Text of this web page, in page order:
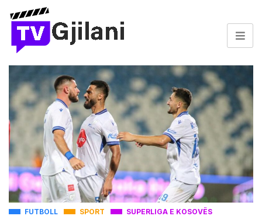
FUTBOLL SPORT SUPERLIGA E KOSOVËS